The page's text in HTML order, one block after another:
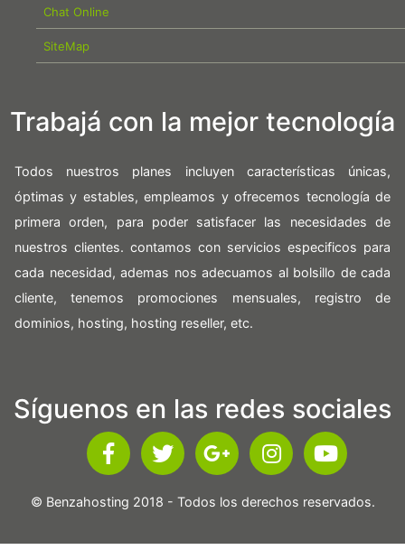
Chat Online
SiteMap
Trabajá con la mejor tecnología
Todos nuestros planes incluyen características únicas,
óptimas y estables, empleamos y ofrecemos tecnología de
primera orden, para poder satisfacer las necesidades de
nuestros clientes. contamos con servicios especificos para
cada necesidad, ademas nos adecuamos al bolsillo de cada
cliente, tenemos promociones mensuales, registro de
dominios, hosting, hosting reseller, etc.
Síguenos en las redes sociales
© Benzahosting 2018 - Todos los derechos reservados.